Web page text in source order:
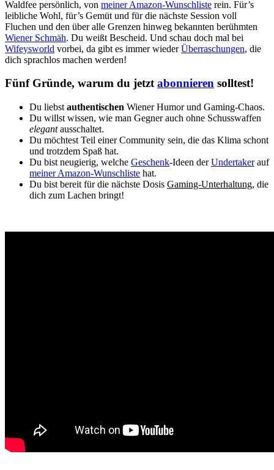
Waldfee persönlich, von meiner Amazon-Wunschliste rein. Für’s
leibliche Wohl, für’s Gemüt und für die nächste Session voll
Fluchen und den über alle Grenzen hinweg bekannten berühmten
Wiener Schmäh. Du weißt Bescheid. Und schau doch mal bei
Wifeysworld vorbei, da gibt es immer wiederÜberraschungen, die
dich sprachlos machen werden!
Fünf Gründe, warum du jetztabonnieren solltest!
Du liebst authentischen Wiener Humor und Gaming-Chaos.
Du willst wissen, wie man Gegner auch ohne Schusswaffen
elegantausschaltet.
Du möchtest Teil einer Community sein, die das Klima schont
und trotzdem Spaß hat.
Du bist neugierig, welche Geschenk-Ideen derUndertakerauf
meiner Amazon-Wunschliste hat.
Du bist bereit für die nächste Dosis Gaming-Unterhaltung, die
dich zum Lachen bringt!